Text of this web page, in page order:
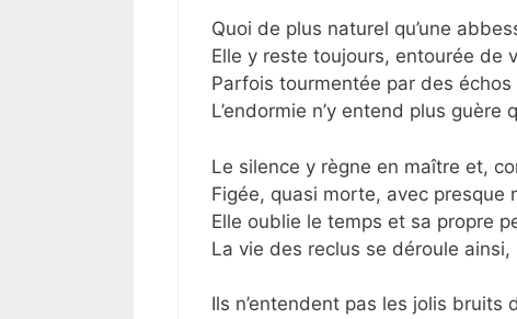
Quoi de plus naturel qu’une
Elle y reste toujours, entourée de
Parfois tourmentée par des échos
L’endormie n’y entend plus guère
Le silence y règne en maître et,
Figée, quasi morte, avec presque
Elle oublie le temps et sa propre
La vie des reclus se déroule ainsi,
Ils n’entendent pas les jolis bruits